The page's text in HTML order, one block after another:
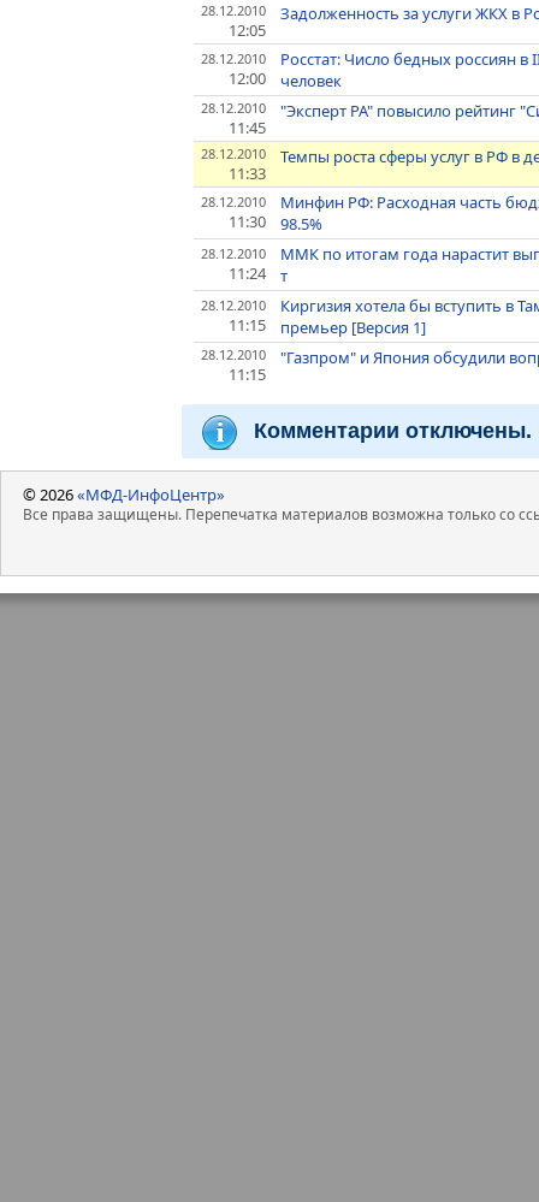
28.12.2010
12:05
Задолженность за услуги ЖКХ в
28.12.2010
12:00
Росстат: Число бедных россиян в
человек
28.12.2010
11:45
"Эксперт РА" повысило рейтинг
28.12.2010
11:33
Темпы роста сферы услуг в РФ в
28.12.2010
11:30
Минфин РФ: Расходная часть
98.5%
28.12.2010
11:24
ММК по итогам года нарастит
т
28.12.2010
11:15
Киргизия хотела бы вступить в
премьер [Версия 1]
28.12.2010
11:15
"Газпром" и Япония обсудили
Комментарии отключены.
© 2026«МФД-ИнфоЦентр»
Все права защищены. Перепечатка материалов возможна только со